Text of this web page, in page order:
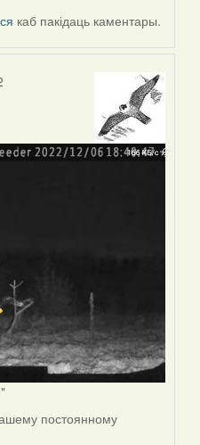
каб пакідаць каментары.
постоянному